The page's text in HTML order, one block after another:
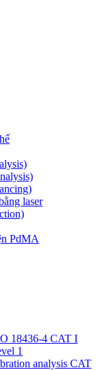
laser
PdMA
18436-4 CAT I
1
analysis CAT